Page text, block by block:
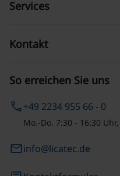
So erreichen Sie uns
phone+49 2234 955 66 - 0
Mo.-Do. 7:30 - 16:30
emailinfo@licatec.de
Services
Kontakt